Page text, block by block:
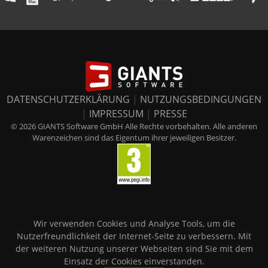
DATENSCHUTZERKLÄRUNG | NUTZUNGSBEDINGUNGEN
| IMPRESSUM | PRESSE
© 2026 GIANTS Software GmbH Alle Rechte vorbehalten. Alle anderen
Warenzeichen sind das Eigentum ihrer jeweiligen Besitzer.
Wir verwenden Cookies und Analyse Tools, um die
Nutzerfreundlichkeit der Internet-Seite zu verbessern. Mit
der weiteren Nutzung unserer Webseiten sind Sie mit dem
Einsatz der Cookies einverstanden.